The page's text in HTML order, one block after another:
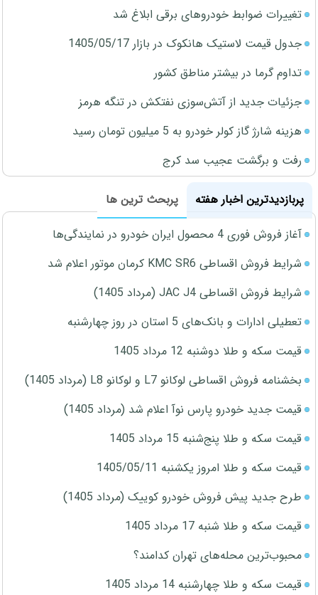
تغییرات ضوابط خودروهای برقی ابلاغ شد
جدول قیمت لاستیک هانکوک در بازار 1405/05/17
تداوم گرما در بیشتر مناطق کشور
جزئیات جدید از آتش‌سوزی نفتکش در تنگه هرمز
هزینه شارژ گاز کولر خودرو به 5 میلیون تومان رسید
رفت و برگشت عجیب سد کرج
پربازدیدترین اخبار هفته
پربحث ترین ها
آغاز فروش فوری 4 محصول ایران خودرو در نمایندگی‌ها
شرایط فروش اقساطی KMC SR6 کرمان موتور اعلام شد
شرایط فروش اقساطی JAC J4 (مرداد 1405)
تعطیلی ادارات و بانک‌های 5 استان در روز چهارشنبه
قیمت سکه و طلا دوشنبه 12 مرداد 1405
بخشنامه فروش اقساطی لوکانو L7 و لوکانو L8 (مرداد 1405)
قیمت جدید خودرو پارس نوآ اعلام شد (مرداد 1405)
قیمت سکه و طلا پنج‌شنبه 15 مرداد 1405
قیمت سکه و طلا امروز یکشنبه 1405/05/11
طرح جدید پیش فروش خودرو کوییک (مرداد 1405)
قیمت سکه و طلا شنبه 17 مرداد 1405
محبوب‌ترین محله‌های تهران کدامند؟
قیمت سکه و طلا چهارشنبه 14 مرداد 1405